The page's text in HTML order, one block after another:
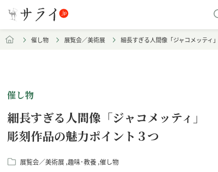
催し物 展覧会／美術展 細長すぎる人間像「ジャコメッティ
催し物
細長すぎる人間像「ジャコメッティ」
彫刻作品の魅力ポイント３つ
展覧会／美術展 趣味･教養 催し物